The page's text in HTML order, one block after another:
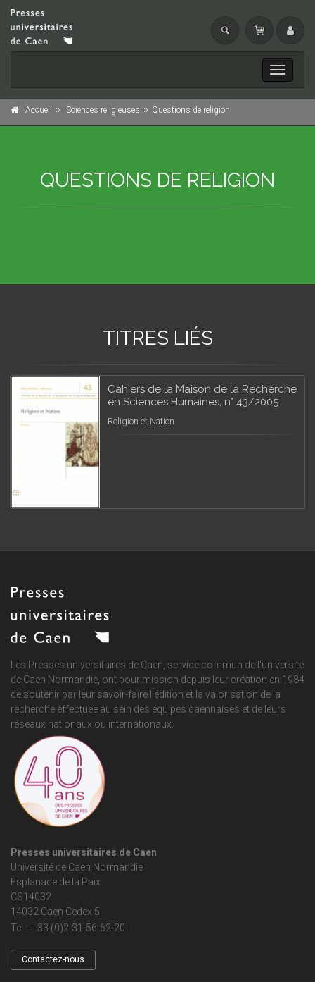
Toggle
Accueil Sciences religieuses Questions de religion
QUESTIONS DE RELIGION
TITRES LIÉS
Cahiers de la Maison de la Recherche
en Sciences Humaines, n° 43/2005
Religion et Nation
Les Presses universitaires de Caen, service commun de l'université
de Caen Normandie, ont pour mission depuis leur création en 1984
de soutenir par leur savoir-faire l'édition et la valorisation de la
recherche effectuée au sein des équipes caennaises et de leurs
réseaux nationaux ou internationaux.
Presses universitaires de Caen
Université de Caen Normandie
Esplanade de la Paix
CS14032
14032 Caen Cedex 5
Tel : + 33 (0)2-31-56-62-20
Contactez-nous